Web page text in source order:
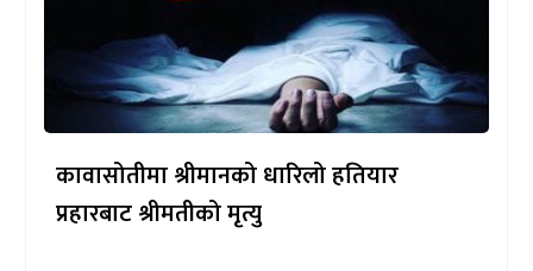
कावासोतीमा श्रीमानको धारिलो हतियार
प्रहारबाट श्रीमतीको मृत्यु